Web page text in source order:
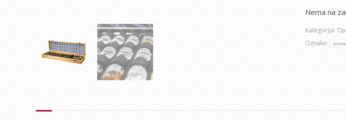
Nema na
Kategorija:
Oznake: